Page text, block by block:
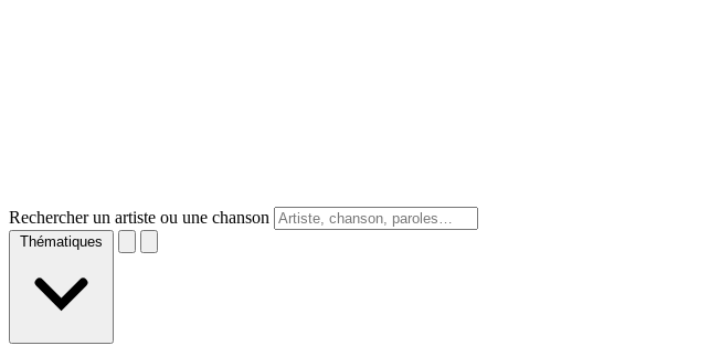
Rechercher un artiste ou une chanson
Thématiques